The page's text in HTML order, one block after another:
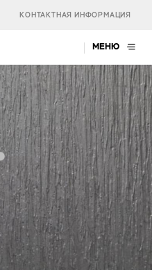
КОНТАКТНАЯ ИНФОРМАЦИЯ
МЕНЮ